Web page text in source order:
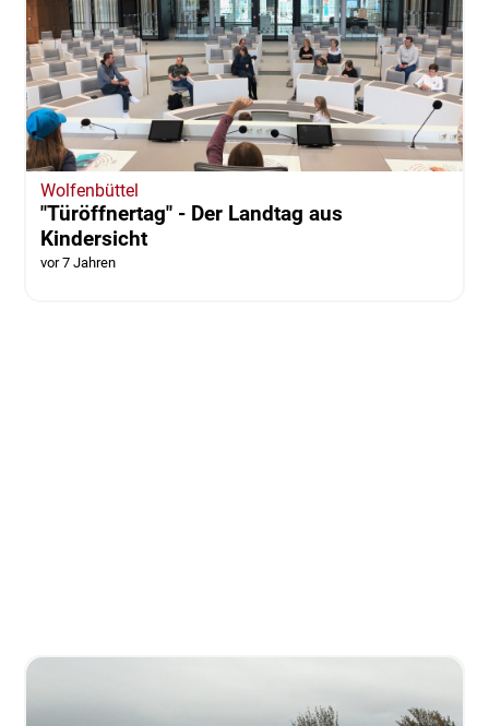
Wolfenbüttel
"Türöffnertag" - Der Landtag aus
Kindersicht
vor 7 Jahren